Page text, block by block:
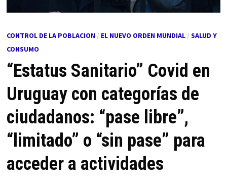
CONTROL DE LA POBLACION/ EL NUEVO ORDEN MUNDIAL/ SALUD Y
CONSUMO
“Estatus Sanitario” Covid en
Uruguay con categorías de
ciudadanos: “pase libre”,
“limitado” o “sin pase” para
acceder a actividades